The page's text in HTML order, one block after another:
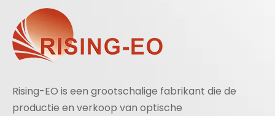
Rising-EO is een grootschalige fabrikant die de
productie en verkoop van optische